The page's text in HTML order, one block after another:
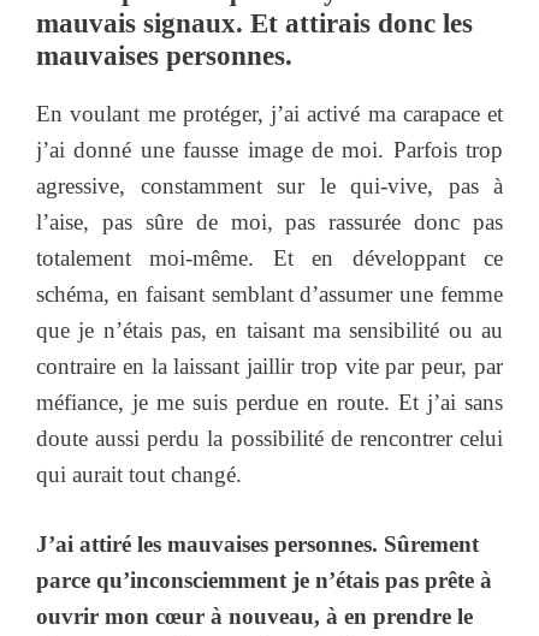
mauvais signaux. Et attirais donc les
mauvaises personnes.
En voulant me protéger, j’ai activé ma carapace et
j’ai donné une fausse image de moi. Parfois trop
agressive, constamment sur le qui-vive, pas à
l’aise, pas sûre de moi, pas rassurée donc pas
totalement moi-même. Et en développant ce
schéma, en faisant semblant d’assumer une femme
que je n’étais pas, en taisant ma sensibilité ou au
contraire en la laissant jaillir trop vite par peur, par
méfiance, je me suis perdue en route. Et j’ai sans
doute aussi perdu la possibilité de rencontrer celui
qui aurait tout changé.
J’ai attiré les mauvaises personnes. Sûrement
parce qu’inconsciemment je n’étais pas prête à
ouvrir mon cœur à nouveau, à en prendre le